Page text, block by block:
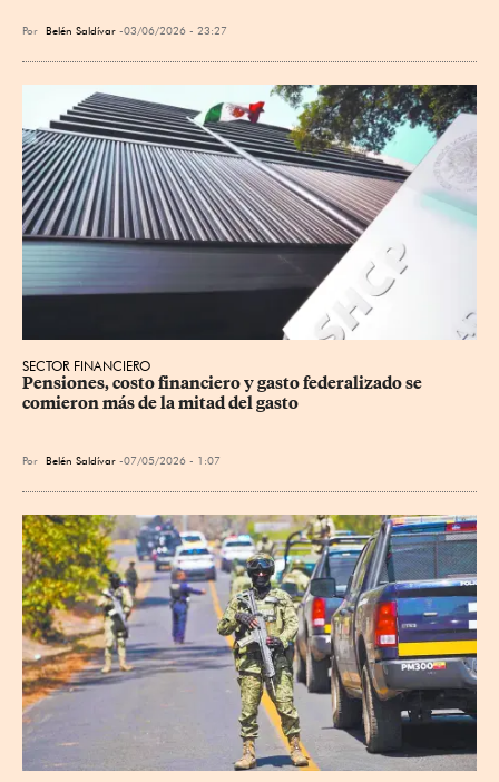
Por Belén Saldívar 03/06/2026 - 23:27
SECTOR FINANCIERO
Pensiones, costo financiero y gasto federalizado se
comieron más de la mitad del gasto
Por Belén Saldívar 07/05/2026 - 1:07